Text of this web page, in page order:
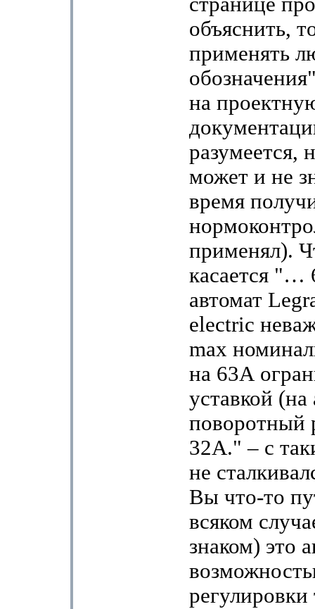
объяснить,
применять
на
разумеется,
может и не
время
применял).
касается "…
автомат
electric
max
на 63А
уставкой (на
поворотный
32А." – с
не
Вы что-то
всяком
знаком) это
регулировки